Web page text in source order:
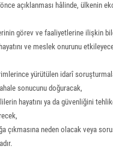
açıklanması hâlinde, ülkenin
görev ve faaliyetlerine ilişkin bilgi
ve meslek onurunu
yürütülen idarî
sonucunu doğuracak,
hayatını ya da güvenliğini
çıkmasına neden olacak veya